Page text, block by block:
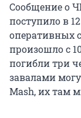
Сообщение о
поступило в
оперативных
произошло с
погибли три
завалами
Mash, их там